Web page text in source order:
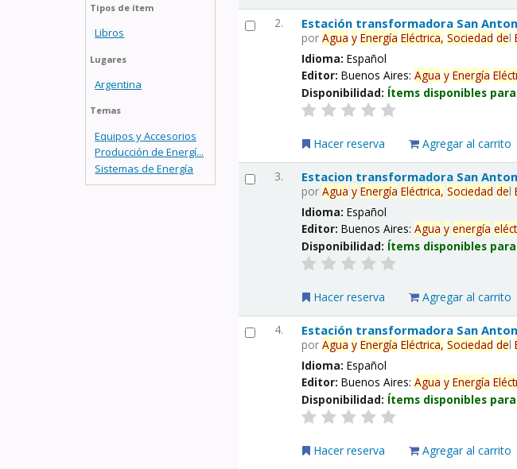
Tipos de ítem
Libros
Lugares
Argentina
Temas
Equipos y Accesorios
Producción de Energí...
Sistemas de Energía
2. Estación transformadora San
porAgua y Energía Eléctrica, Sociedad del
Idioma:Español
Editor:Buenos Aires:Agua y Energía
Disponibilidad: Ítems disponibles
Hacer reserva Agregar al carrito
3. Estacion transformadora San
porAgua y Energía Eléctrica, Sociedad del
Idioma:Español
Editor:Buenos Aires:Agua y energía
Disponibilidad: Ítems disponibles
Hacer reserva Agregar al carrito
4. Estación transformadora San
porAgua y Energía Eléctrica, Sociedad del
Idioma:Español
Editor:Buenos Aires:Agua y Energía
Disponibilidad: Ítems disponibles
Hacer reserva Agregar al carrito